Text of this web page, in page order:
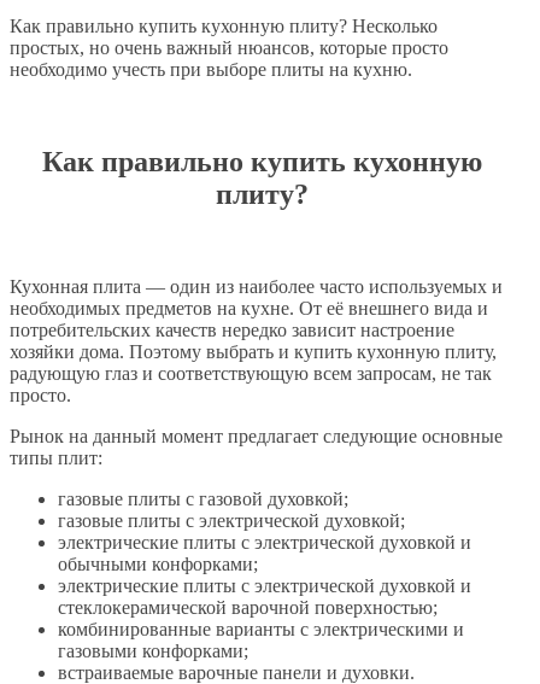
Как правильно купить кухонную плиту? Несколько
простых, но очень важный нюансов, которые просто
необходимо учесть при выборе плиты на кухню.
Как правильно купить кухонную
плиту?
Кухонная плита — один из наиболее часто используемых и
необходимых предметов на кухне. От её внешнего вида и
потребительских качеств нередко зависит настроение
хозяйки дома. Поэтому выбрать и купить кухонную плиту,
радующую глаз и соответствующую всем запросам, не так
просто.
Рынок на данный момент предлагает следующие основные
типы плит:
газовые плиты с газовой духовкой;
газовые плиты с электрической духовкой;
электрические плиты с электрической духовкой и
обычными конфорками;
электрические плиты с электрической духовкой и
стеклокерамической варочной поверхностью;
комбинированные варианты с электрическими и
газовыми конфорками;
встраиваемые варочные панели и духовки.